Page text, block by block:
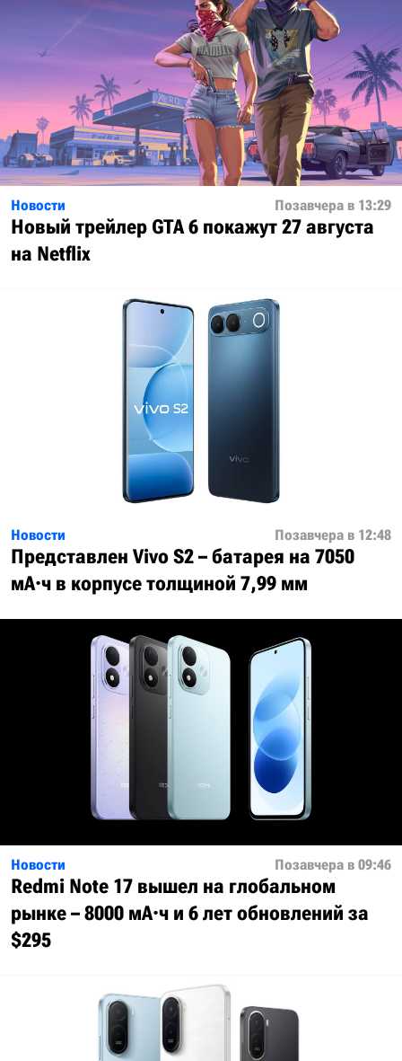
Новости Позавчера в 13:29
Новый трейлер GTA 6 покажут 27 августа
на Netflix
Новости Позавчера в 12:48
Представлен Vivo S2 – батарея на 7050
мА·ч в корпусе толщиной 7,99 мм
Новости Позавчера в 09:46
Redmi Note 17 вышел на глобальном
рынке – 8000 мА·ч и 6 лет обновлений за
$295